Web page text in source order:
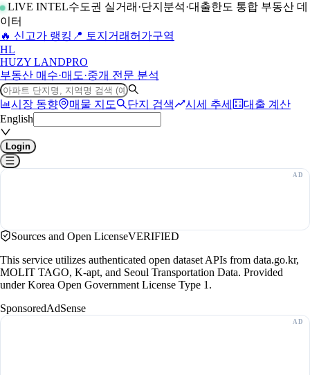
LIVE INTEL수도권 실거래·단지분석·대출한도 통합 부동산 데
이터
🔥 신고가 랭킹 📍 토지거래허가구역
HL
HUZY LANDPRO
부동산 매수·매도·중개 전문 분석
시장 동향 매물 지도 단지 검색 시세 추세
대출 계산
English
Login
Sources and Open LicenseVERIFIED
This service utilizes authenticated open dataset APIs from data.go.kr,
MOLIT TAGO, K-apt, and Seoul Transportation Data. Provided
under Korea Open Government License Type 1.
SponsoredAdSense